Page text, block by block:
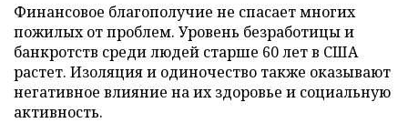
Финансовое благополучие не спасает многих
пожилых от проблем. Уровень безработицы и
банкротств среди людей старше 60 лет в США
растет. Изоляция и одиночество также оказывают
негативное влияние на их здоровье и социальную
активность.